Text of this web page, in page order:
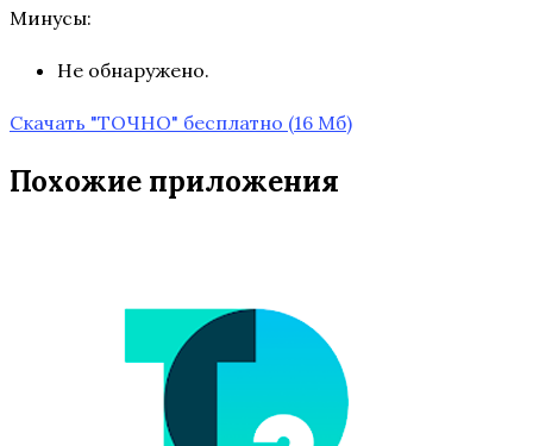
Минусы:
Не обнаружено.
Скачать "ТОЧНО" бесплатно (16 Мб)
Похожие приложения